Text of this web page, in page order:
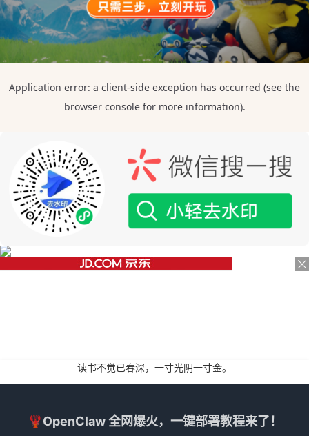
读书不觉已春深，一寸光阴一寸金。
🦞OpenClaw 全网爆火，一键部署教程来了！